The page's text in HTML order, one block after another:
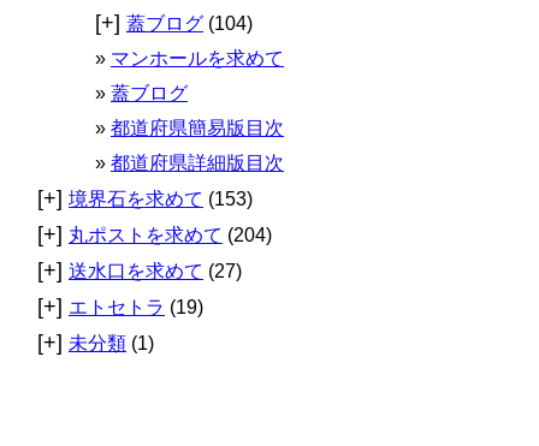
[+] 蓋ブログ (104)
マンホールを求めて
蓋ブログ
都道府県簡易版目次
都道府県詳細版目次
[+] 境界石を求めて (153)
[+] 丸ポストを求めて (204)
[+] 送水口を求めて (27)
[+] エトセトラ (19)
[+] 未分類 (1)